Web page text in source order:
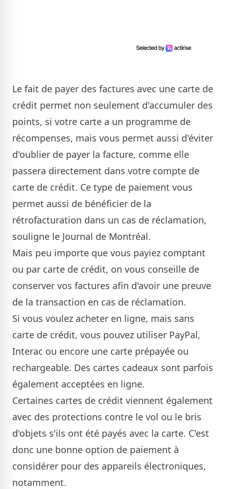
Le fait de payer des factures avec une carte de
crédit permet non seulement d'accumuler des
points, si votre carte a un programme de
récompenses, mais vous permet aussi d'éviter
d'oublier de payer la facture, comme elle
passera directement dans votre compte de
carte de crédit. Ce type de paiement vous
permet aussi de bénéficier de la
rétrofacturation dans un cas de réclamation,
souligne le Journal de Montréal.
Mais peu importe que vous payiez comptant
ou par carte de crédit, on vous conseille de
conserver vos factures afin d'avoir une preuve
de la transaction en cas de réclamation.
Si vous voulez acheter en ligne, mais sans
carte de crédit, vous pouvez utiliser PayPal,
Interac ou encore une carte prépayée ou
rechargeable. Des cartes cadeaux sont parfois
également acceptées en ligne.
Certaines cartes de crédit viennent également
avec des protections contre le vol ou le bris
d'objets s'ils ont été payés avec la carte. C'est
donc une bonne option de paiement à
considérer pour des appareils électroniques,
notamment.